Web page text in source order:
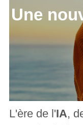
Une
L'ère de l'IA,